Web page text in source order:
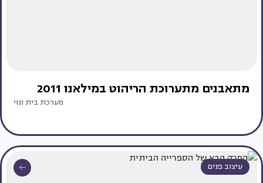
מתאבנים מתערוכת הריהוט במילאנו 2011
מערכת בית ונוי
עיצוב פנים